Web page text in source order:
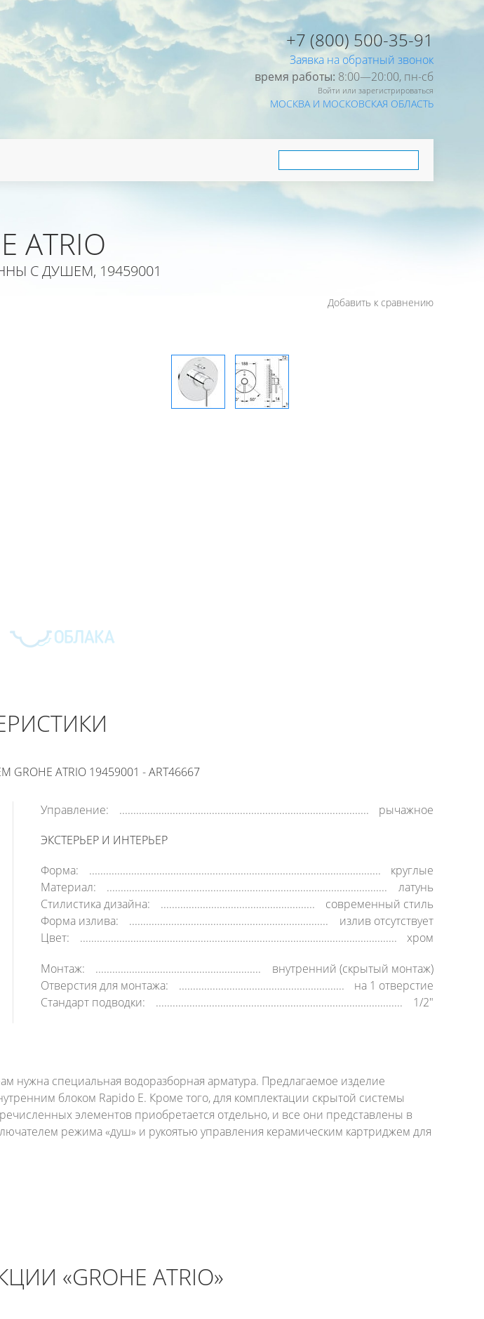
+7 (800) 500-35-91
Заявка на обратный звонок
время работы: 8:00—20:00, пн-cб
Войти или зарегистрироваться
МОСКВА И МОСКОВСКАЯ ОБЛАСТЬ
ATRIO
С ДУШЕМ, 19459001
Добавить к сравнению
ATRIO 19459001 - ART46667
Управление:
рычажное
ЭКСТЕРЬЕР И ИНТЕРЬЕР
Форма:
круглые
Материал:
латунь
Стилистика дизайна:
современный стиль
Форма излива:
излив отсутствует
Цвет:
хром
Монтаж:
внутренний (скрытый монтаж)
Отверстия для монтажа:
на 1 отверстие
Стандарт подводки:
1/2"
нужна специальная водоразборная арматура. Предлагаемое изделие
блоком Rapido E. Кроме того, для комплектации скрытой системы
элементов приобретается отдельно, и все они представлены в
режима «душ» и рукоятью управления керамическим картриджем для
«GROHE ATRIO»